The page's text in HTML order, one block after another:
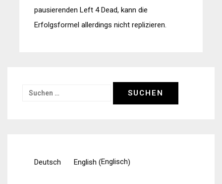
pausierenden Left 4 Dead, kann die
Erfolgsformel allerdings nicht replizieren.
Suchen
Deutsch English (Englisch)